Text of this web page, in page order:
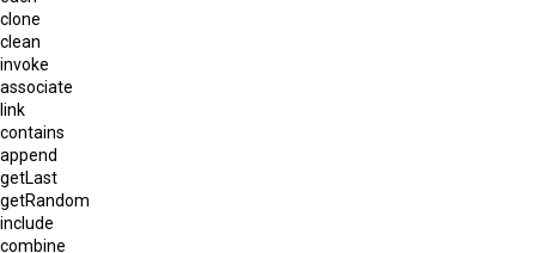
clone
clean
invoke
associate
link
contains
append
getLast
getRandom
include
combine